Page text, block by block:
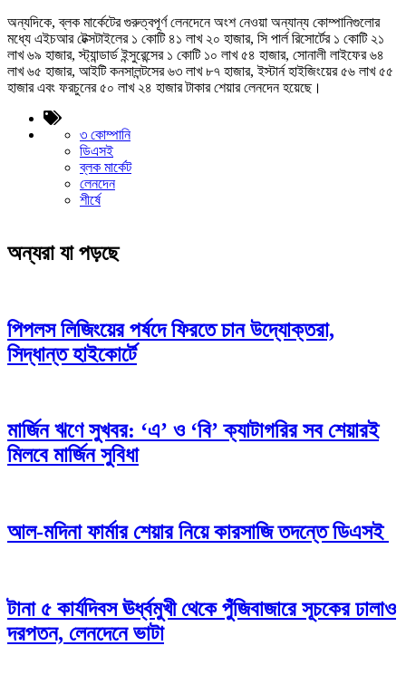
অন্যদিকে, ব্লক মার্কেটের গুরুত্বপূর্ণ লেনদেনে অংশ নেওয়া অন্যান্য কোম্পানিগুলোর
মধ্যে এইচআর টেক্সটাইলের ১ কোটি ৪১ লাখ ২০ হাজার, সি পার্ল রিসোর্টের ১ কোটি ২১
লাখ ৬৯ হাজার, স্ট্যান্ডার্ড ইন্সুরেন্সের ১ কোটি ১০ লাখ ৫৪ হাজার, সোনালী লাইফের ৬৪
লাখ ৬৫ হাজার, আইটি কনসালন্টসের ৬৩ লাখ ৮৭ হাজার, ইস্টার্ন হাইজিংয়ের ৫৬ লাখ ৫৫
হাজার এবং ফরচুনের ৫০ লাখ ২৪ হাজার টাকার শেয়ার লেনদেন হয়েছে।
৩ কোম্পানি
ডিএসই
ব্লক মার্কেট
লেনদেন
শীর্ষে
অন্যরা যা পড়ছে
পিপলস লিজিংয়ের পর্ষদে ফিরতে চান উদ্যোক্তরা,
সিদ্ধান্ত হাইকোর্টে
মার্জিন ঋণে সুখবর: ‘এ’ ও ‘বি’ ক্যাটাগরির সব শেয়ারই
মিলবে মার্জিন সুবিধা
আল-মদিনা ফার্মার শেয়ার নিয়ে কারসাজি তদন্তে ডিএসই
টানা ৫ কার্যদিবস ঊর্ধ্বমুখী থেকে পুঁজিবাজারে সূচকের ঢালাও
দরপতন, লেনদেনে ভাটা